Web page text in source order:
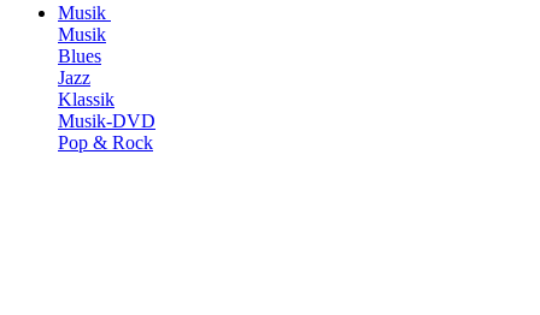
Musik
Musik
Blues
Jazz
Klassik
Musik-DVD
Pop & Rock